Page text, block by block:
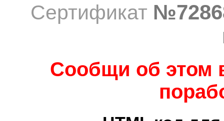
Сертификат
Сообщи об этом